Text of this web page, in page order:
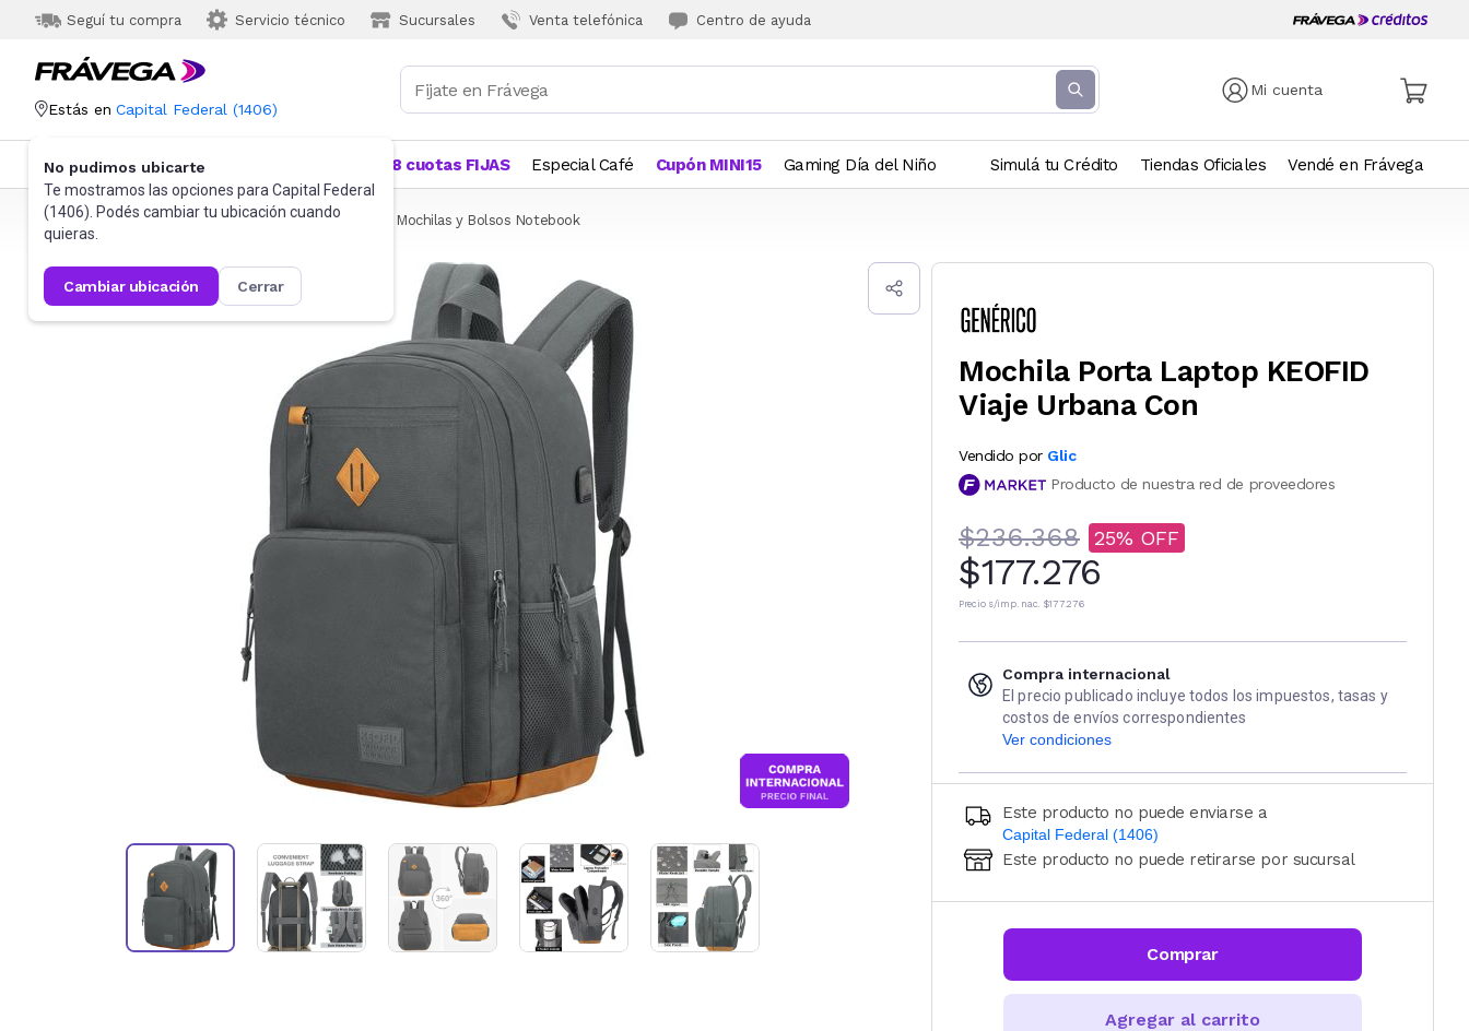
Seguí tu compra Servicio técnico Sucursales Venta telefónica Centro de ayuda
Mi cuenta
Estás en Capital Federal (1406)
No pudimos ubicarte
Te mostramos las opciones para Capital Federal
(1406). Podés cambiar tu ubicación cuando
quieras.
cambiar ubicación cerrar
Categorías Más Vendidos 18 cuotas FIJAS Especial Café Cupón MINI15 Gaming Día del Niño Simulá tu Crédito Tiendas Oficiales Vendé en Frávega
Frávega Informática Accesorios de Informática Mochilas y Bolsos Notebook
Mochila Porta Laptop KEOFID
Viaje Urbana Con
Vendido por Glic
Producto de nuestra red de proveedores
$236.368 25
$177.276
Precio s/imp. nac. $177.276
Compra internacional
El precio publicado incluye todos los impuestos, tasas y
costos de envíos correspondientes
Ver condiciones
Este producto no puede enviarse a
Capital Federal (1406)
Ingresá código postal (sólo números)
CALCULAR
Este producto no puede retirarse por sucursal
Comprar
Agregar al carrito